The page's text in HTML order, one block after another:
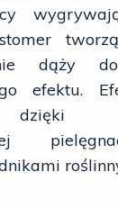
dąży
efektu.